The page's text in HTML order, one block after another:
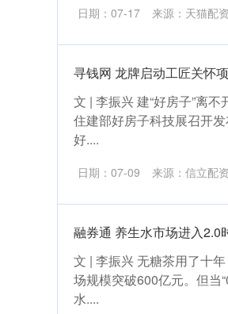
日期：07-17 来源：天猫配
寻钱网 龙牌启动工匠关怀
文 | 李振兴 建“好房子”离
住建部好房子科技展召开
好....
日期：07-09 来源：信立配
融券通 养生水市场进入2.0
文 | 李振兴 无糖茶用了十
场规模突破600亿元。但当
水....